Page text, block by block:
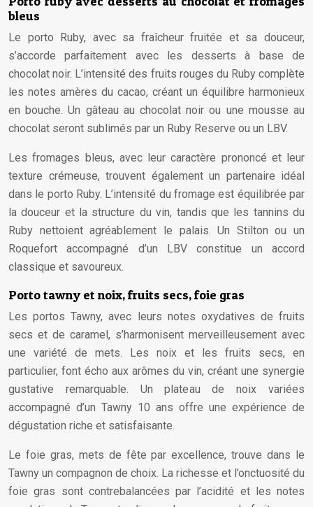
bleus
Le porto Ruby, avec sa fraîcheur fruitée et sa douceur,
s’accorde parfaitement avec les desserts à base de
chocolat noir. L’intensité des fruits rouges du Ruby complète
les notes amères du cacao, créant un équilibre harmonieux
en bouche. Un gâteau au chocolat noir ou une mousse au
chocolat seront sublimés par un Ruby Reserve ou un LBV.
Les fromages bleus, avec leur caractère prononcé et leur
texture crémeuse, trouvent également un partenaire idéal
dans le porto Ruby. L’intensité du fromage est équilibrée par
la douceur et la structure du vin, tandis que les tannins du
Ruby nettoient agréablement le palais. Un Stilton ou un
Roquefort accompagné d’un LBV constitue un accord
classique et savoureux.
Porto tawny et noix, fruits secs, foie gras
Les portos Tawny, avec leurs notes oxydatives de fruits
secs et de caramel, s’harmonisent merveilleusement avec
une variété de mets. Les noix et les fruits secs, en
particulier, font écho aux arômes du vin, créant une synergie
gustative remarquable. Un plateau de noix variées
accompagné d’un Tawny 10 ans offre une expérience de
dégustation riche et satisfaisante.
Le foie gras, mets de fête par excellence, trouve dans le
Tawny un compagnon de choix. La richesse et l’onctuosité du
foie gras sont contrebalancées par l’acidité et les notes